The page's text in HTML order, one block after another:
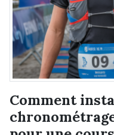
Comment